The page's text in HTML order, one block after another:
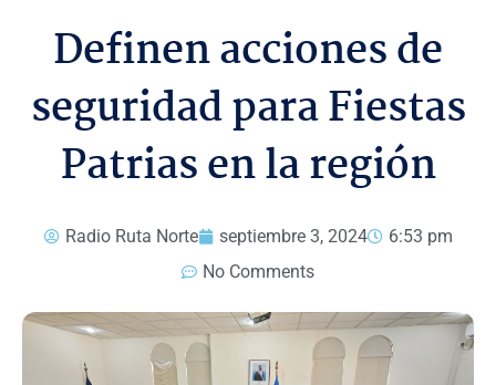
Definen acciones de
seguridad para Fiestas
Patrias en la región
Radio Ruta Norte septiembre 3, 2024
6:53 pm
No Comments